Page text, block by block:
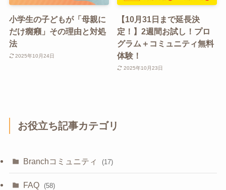
小学生の子どもが「母親に
だけ癇癪」その理由と対処
法
2025年10月24日
【10月31日まで延長決
定！】2週間お試し！プロ
グラム＋コミュニティ無料
体験！
2025年10月23日
お役立ち記事カテゴリ
Branchコミュニティ (17)
FAQ (58)